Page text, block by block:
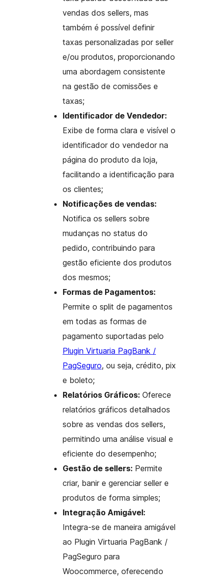
vendas dos sellers, mas
também é possível definir
taxas personalizadas por seller
e/ou produtos, proporcionando
uma abordagem consistente
na gestão de comissões e
taxas;
Identificador de Vendedor:
Exibe de forma clara e visível o
identificador do vendedor na
página do produto da loja,
facilitando a identificação para
os clientes;
Notificações de vendas:
Notifica os sellers sobre
mudanças no status do
pedido, contribuindo para
gestão eficiente dos produtos
dos mesmos;
Formas de Pagamentos:
Permite o split de pagamentos
em todas as formas de
pagamento suportadas pelo
Plugin Virtuaria PagBank /
PagSeguro, ou seja, crédito, pix
e boleto;
Relatórios Gráficos: Oferece
relatórios gráficos detalhados
sobre as vendas dos sellers,
permitindo uma análise visual e
eficiente do desempenho;
Gestão de sellers: Permite
criar, banir e gerenciar seller e
produtos de forma simples;
Integração Amigável:
Integra-se de maneira amigável
ao Plugin Virtuaria PagBank /
PagSeguro para
Woocommerce, oferecendo